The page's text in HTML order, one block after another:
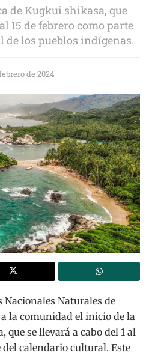
de Kugkui shikasa, que
15 de febrero como parte
los pueblos indígenas.
de 2024
Nacionales Naturales de
la comunidad el inicio de la
que se llevará a cabo del 1 al
del calendario cultural. Este